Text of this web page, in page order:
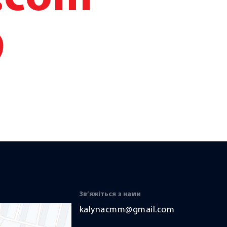
Зв’яжіться з нами
kalynacmm@gmail.com